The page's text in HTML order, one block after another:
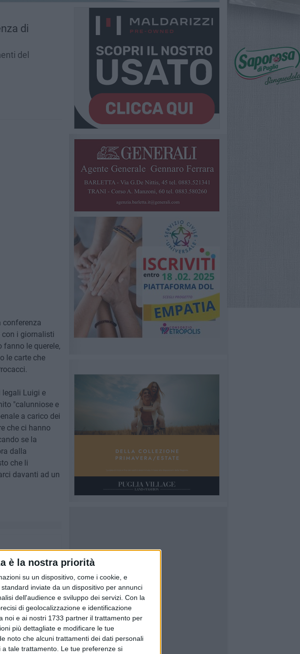
è la nostra priorità
su un dispositivo, come i cookie, e
inviate da un dispositivo per annunci
dell'audience e sviluppo dei servizi. Con la
di geolocalizzazione e identificazione
noi e ai nostri 1733 partner il trattamento per
più dettagliate e modificare le tue
noto che alcuni trattamenti dei dati personali
tale trattamento. Le tue preferenze si
di
del
conferenza
con i giornalisti
le querele,
le carte che
Luigi e
"calunniose e
a carico dei
che ci hanno
se la
dalla
che li
davanti ad un